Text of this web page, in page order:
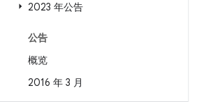
2023 年公告
公告
概览
2016 年 3 月